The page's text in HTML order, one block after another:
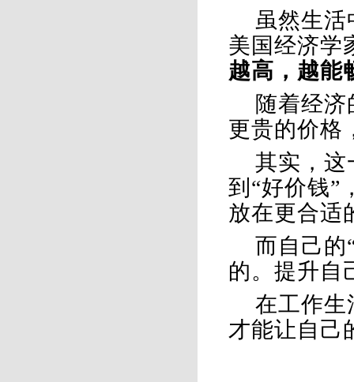
虽然生
美国经济学
越高，越能
随着经
更贵的价格
其实，这
到 “好价钱”
放在更合适
而自己的
的。提升自
在工作生
才能让自己